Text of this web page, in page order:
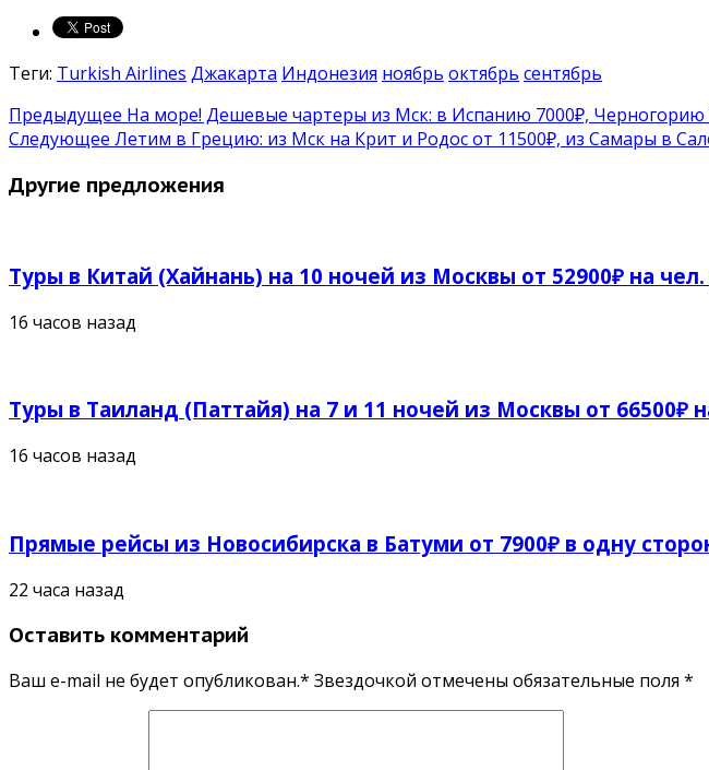
Теги: Turkish Airlines Джакарта Индонезия ноябрь октябрь сентябрь
Предыдущее На море! Дешевые чартеры из Мск: в Испанию 7000₽, Черногорию
Следующее Летим в Грецию: из Мск на Крит и Родос от 11500₽, из Самары в
Другие предложения
Туры в Китай (Хайнань) на 10 ночей из Москвы от 52900₽ на чел.
16 часов назад
Туры в Таиланд (Паттайя) на 7 и 11 ночей из Москвы от 66500₽
16 часов назад
Прямые рейсы из Новосибирска в Батуми от 7900₽ в одну
22 часа назад
Оставить комментарий
Ваш e-mail не будет опубликован.* Звездочкой отмечены обязательные поля *